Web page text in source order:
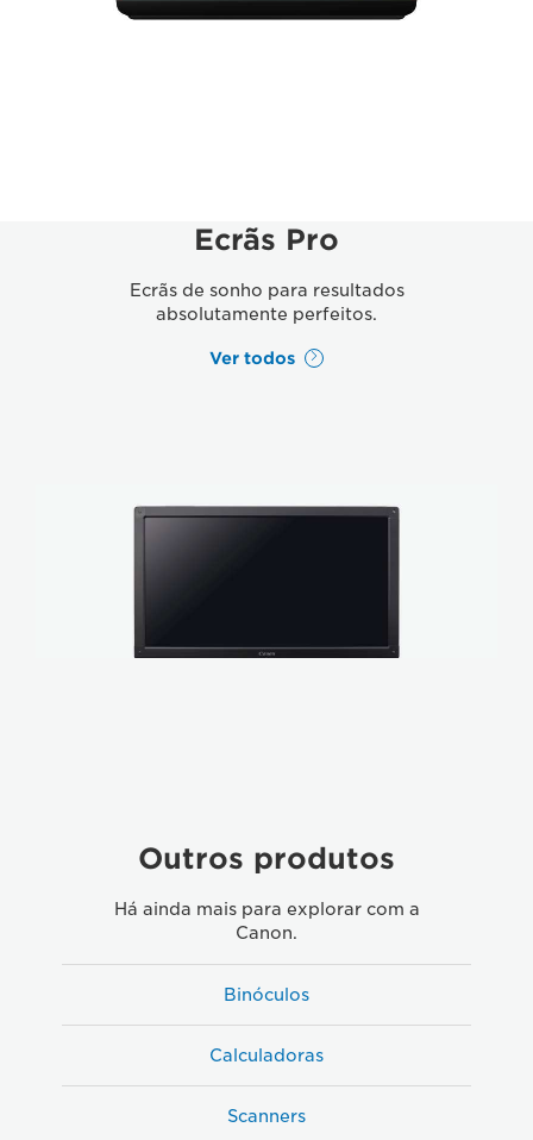
Ecrãs Pro
Ecrãs de sonho para resultados
absolutamente perfeitos.
Ver todos
Outros produtos
Há ainda mais para explorar com a
Canon.
Binóculos
Calculadoras
Scanners